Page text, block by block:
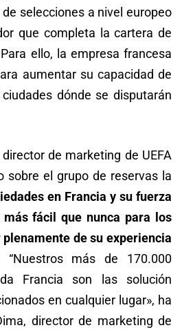
selecciones a nivel europeo
que completa la cartera de
ello, la empresa francesa
aumentar su capacidad de
dónde se disputarán
de marketing de UEFA
sobre el grupo de reservas la
en Francia y su fuerza
fácil que nunca para los
de su experiencia
“Nuestros más de 170.000
Francia son las solución
en cualquier lugar», ha
director de marketing de